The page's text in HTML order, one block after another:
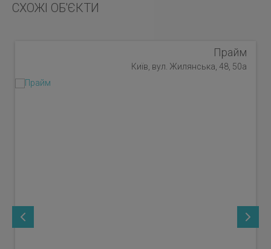
СХОЖІ ОБ'ЄКТИ
Прайм
Київ, вул. Жилянська, 48, 50а